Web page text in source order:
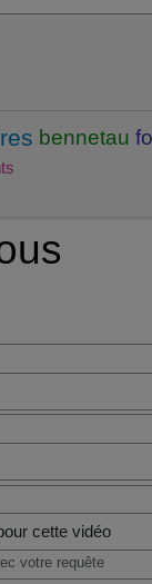
bennetau
votre requête